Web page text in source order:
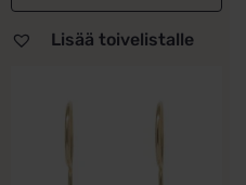
Lisää toivelistalle